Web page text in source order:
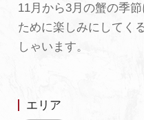
お知らせ
よくあるご質問・お
11月から3月の蟹の季
ために楽しみにしてく
しゃいます。
エリア